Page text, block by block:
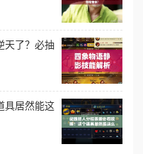
天了？必抽
具居然能这